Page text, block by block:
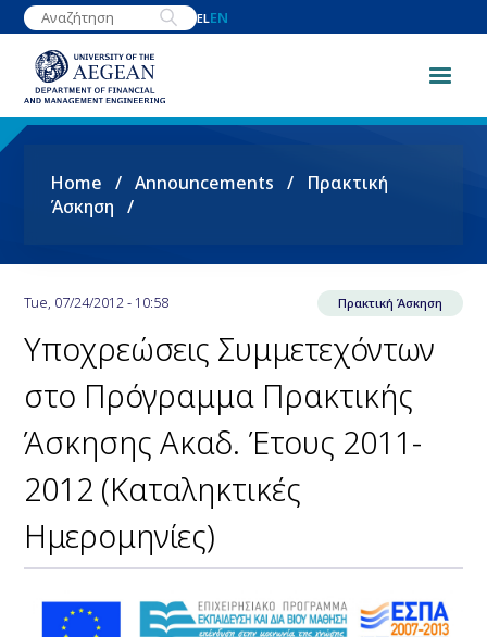
Skip
to
content
ELEN
Breadcrumb
Home Announcements
Πρακτική
Άσκηση
Tue, 07/24/2012 - 10:58 Πρακτική Άσκηση
Υποχρεώσεις Συμμετεχόντων
στο Πρόγραμμα Πρακτικής
Άσκησης Ακαδ. Έτους 2011-
2012 (Καταληκτικές
Ημερομηνίες)